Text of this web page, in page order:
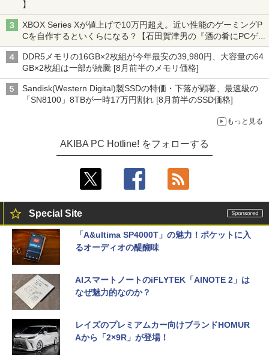
】
XBOX Series Xが値上げで10万円超え。近い性能のゲーミングP
Cを自作するといくらになる？【石田賀津男の『酒の肴にPCゲ
ーム』】
DDR5メモリの16GB×2枚組が今年最安の39,980円、大容量の64
GB×2枚組は一部が続騰 [8月前半のメモリ価格]
Sandisk(Western Digital)製SSDの特価・下落が顕著、最速級の
「SN8100」8TBが一時17万円割れ [8月前半のSSD価格]
もっと見る
AKIBA PC Hotline! をフォローする
Special Site
「A&ultima SP4000T」の魅力！ポケットに入
るオーディオの醍醐味
AIスマートノートのiFLYTEK「AINOTE 2」は
なぜ魅力的なのか？
レイズのプレミアムカー向けブランドHOMUR
Aから「2×9R」が登場！